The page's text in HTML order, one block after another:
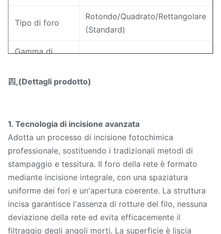
Tipo di foro
Rotondo/Quadrato/Rettangolare
(Standard)
Gamma di
Spessore della
Caratteristica
Superficie liscia, senza
sbavature, resistente alla
corrosione, riutilizzabile, facile
da pulire
Applicazione
Filtrazione dell'acqua,
filtrazione di liquidi, filtri
domestici, piccole
apparecchiature industriali
四,(Dettagli prodotto)
1. Tecnologia di incisione avanzata
Adotta un processo di incisione fotochimica
professionale, sostituendo i tradizionali metodi di
stampaggio e tessitura. Il foro della rete è formato
mediante incisione integrale, con una spaziatura
uniforme dei fori e un'apertura coerente. La struttura
incisa garantisce l'assenza di rotture del filo, nessuna
deviazione della rete ed evita efficacemente il
filtraggio degli angoli morti. La superficie è liscia